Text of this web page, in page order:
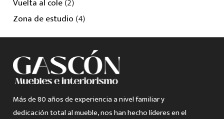
Vuelta al cole(2)
Zona de estudio (4)
Más de 80 años de experiencia a nivel familiar y
dedicación total al mueble, nos han hecho líderes en el